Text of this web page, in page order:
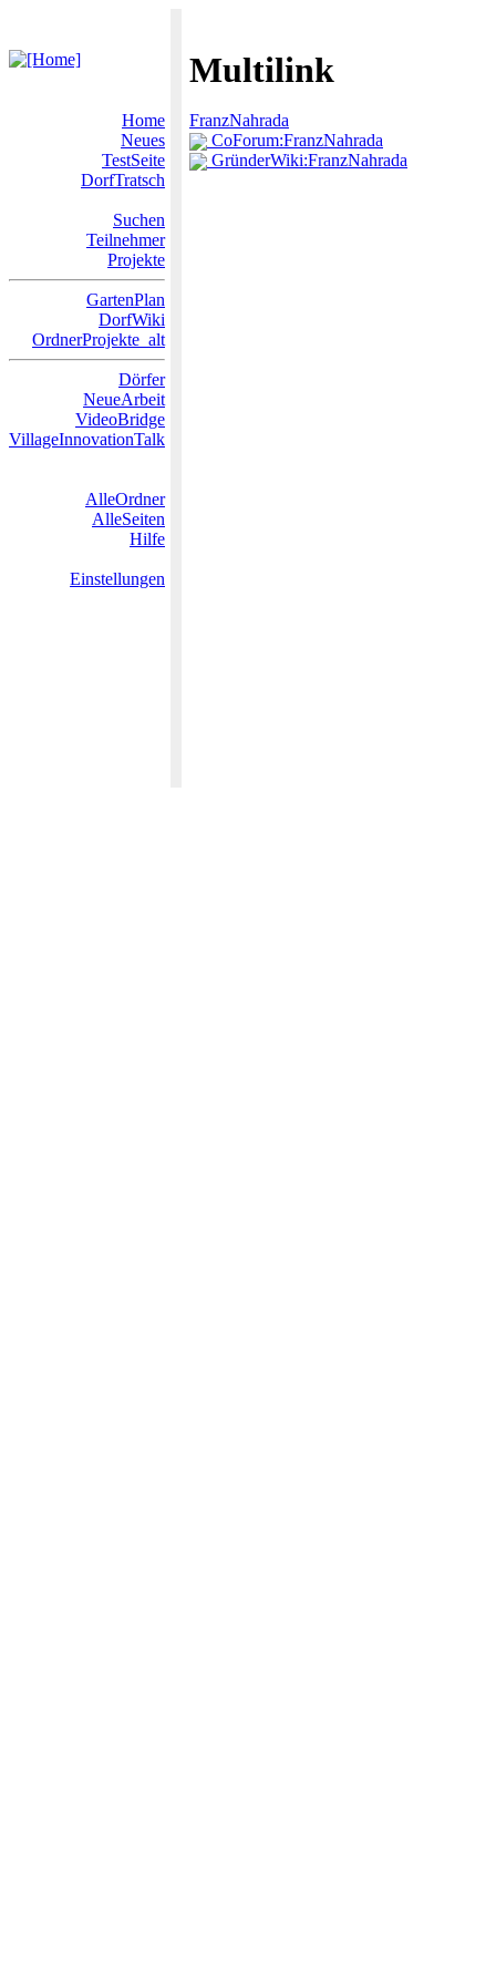
Multilink
Home
Neues
TestSeite
DorfTratsch
Suchen
Teilnehmer
Projekte
GartenPlan
DorfWiki
OrdnerProjekte_alt
Dörfer
NeueArbeit
VideoBridge
VillageInnovationTalk
AlleOrdner
AlleSeiten
Hilfe
Einstellungen
FranzNahrada
CoForum:FranzNahrada
GründerWiki:FranzNahrada